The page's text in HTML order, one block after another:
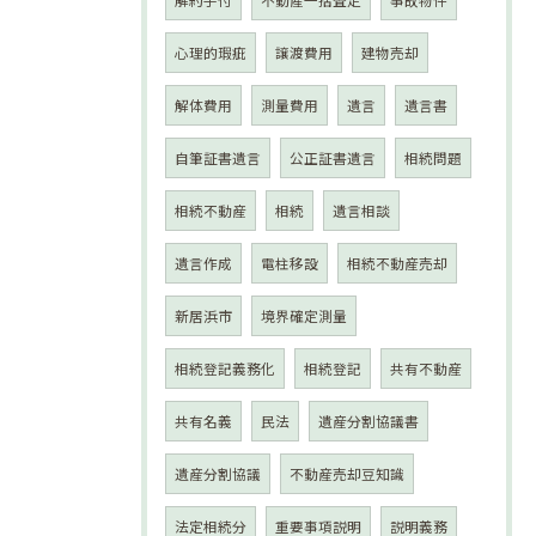
心理的瑕疵 譲渡費用 建物売却
解体費用 測量費用 遺言 遺言書
自筆証書遺言 公正証書遺言 相続問題
相続不動産 相続 遺言相談
遺言作成 電柱移設 相続不動産売却
新居浜市 境界確定測量
相続登記義務化 相続登記 共有不動産
共有名義 民法 遺産分割協議書
遺産分割協議 不動産売却豆知識
法定相続分 重要事項説明 説明義務